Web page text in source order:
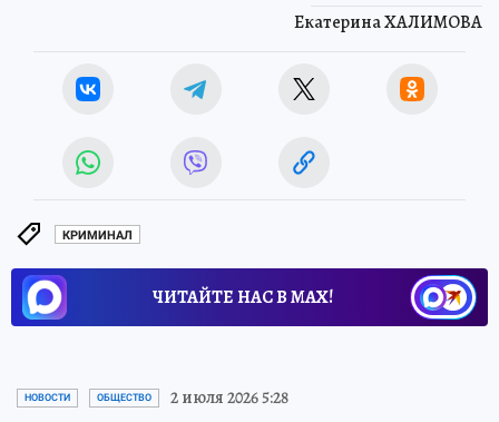
Екатерина ХАЛИМОВА
КРИМИНАЛ
ЧИТАЙТЕ НАС В МАХ!
НОВОСТИ ОБЩЕСТВО 2 июля 2026 5:28